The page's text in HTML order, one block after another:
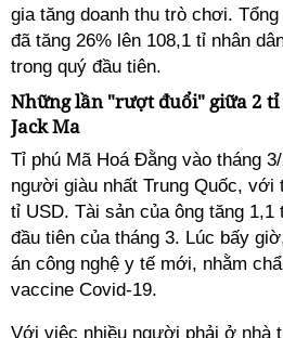
gia tăng doanh thu trò chơi.
đã tăng 26% lên 108,1 tỉ nhân
trong quý đầu tiên.
Những lần "rượt đuổi" giữa 2
Jack Ma
Tỉ phú Mã Hoá Đằng vào tháng
người giàu nhất Trung Quốc, với
tỉ USD. Tài sản của ông tăng 1,1
đầu tiên của tháng 3. Lúc bấy
án công nghệ y tế mới, nhằm
vaccine Covid-19.
Với việc nhiều người phải ở nhà